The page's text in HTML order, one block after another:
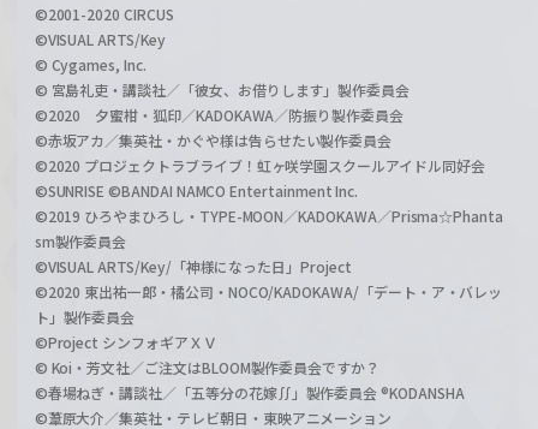
©2001-2020 CIRCUS
©VISUAL ARTS/Key
© Cygames, Inc.
© 宮島礼吏・講談社／「彼女、お借りします」製作委員会
©2020 夕蜜柑・狐印／KADOKAWA／防振り製作委員会
©赤坂アカ／集英社・かぐや様は告らせたい製作委員会
©2020 プロジェクトラブライブ！虹ヶ咲学園スクールアイドル同好会
©SUNRISE ©BANDAI NAMCO Entertainment Inc.
©2019 ひろやまひろし・TYPE-MOON／KADOKAWA／Prisma☆Phanta
sm製作委員会
©VISUAL ARTS/Key/「神様になった日」Project
©2020 東出祐一郎・橘公司・NOCO/KADOKAWA/「デート・ア・バレッ
ト」製作委員会
©Project シンフォギアＸＶ
© Koi・芳文社／ご注文はBLOOM製作委員会ですか？
©春場ねぎ・講談社／「五等分の花嫁∬」製作委員会 ®KODANSHA
©葦原大介／集英社・テレビ朝日・東映アニメーション